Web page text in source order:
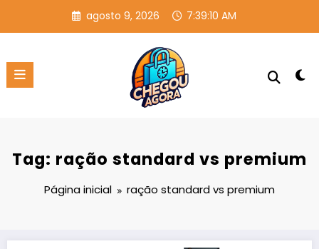
o
agosto 9, 2026 7:39:10 AM
Tag: ração standard vs premium
Página inicial ração standard vs premium